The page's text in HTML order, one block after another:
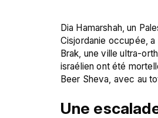
Dia Hamarshah, un
Cisjordanie occupée,
Brak, une ville ultra-
israélien ont été
Une